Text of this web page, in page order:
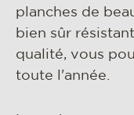
planches de
bien sûr
qualité, vous
toute l'année.